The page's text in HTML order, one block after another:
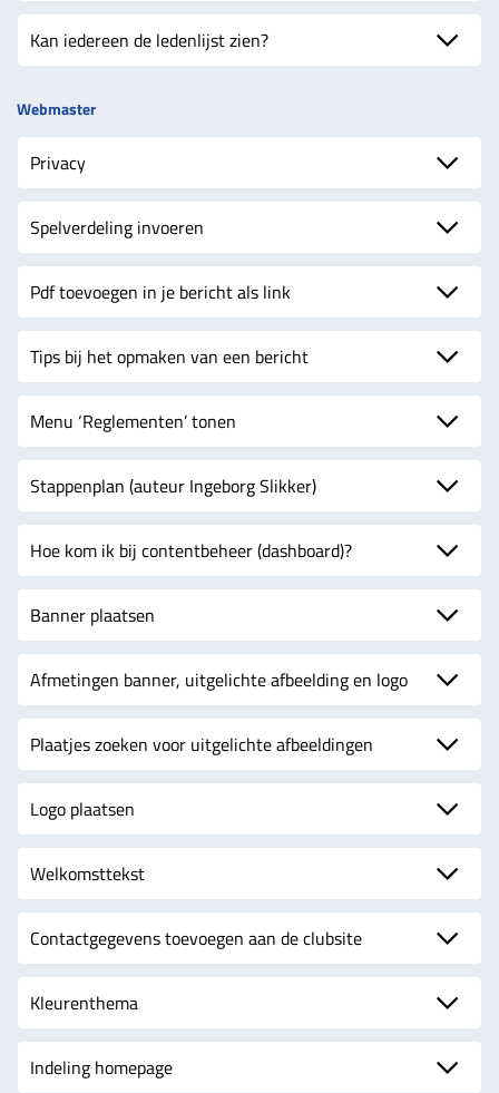
Kan iedereen de ledenlijst zien?
Webmaster
Privacy
Spelverdeling invoeren
Pdf toevoegen in je bericht als link
Tips bij het opmaken van een bericht
Menu ‘Reglementen’ tonen
Stappenplan (auteur Ingeborg Slikker)
Hoe kom ik bij contentbeheer (dashboard)?
Banner plaatsen
Afmetingen banner, uitgelichte afbeelding en logo
Plaatjes zoeken voor uitgelichte afbeeldingen
Logo plaatsen
Welkomsttekst
Contactgegevens toevoegen aan de clubsite
Kleurenthema
Indeling homepage